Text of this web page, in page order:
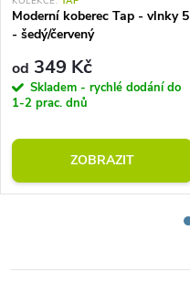
Moderní koberec Tap - vlnky 5
- šedý/červený
od 349 Kč
Skladem - rychlé dodání do
1-2 prac. dnů
ZOBRAZIT